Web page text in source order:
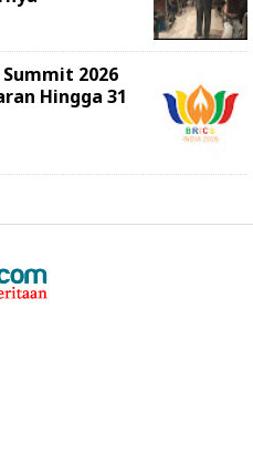
2026
Hingga 31